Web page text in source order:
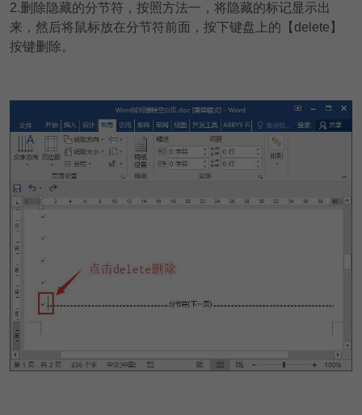
2.删除隐藏的分节符，按照方法一， 将隐藏的标记显示出
来，然后将鼠标放在分节符前面，按下键盘上的【delete】
按键删除。